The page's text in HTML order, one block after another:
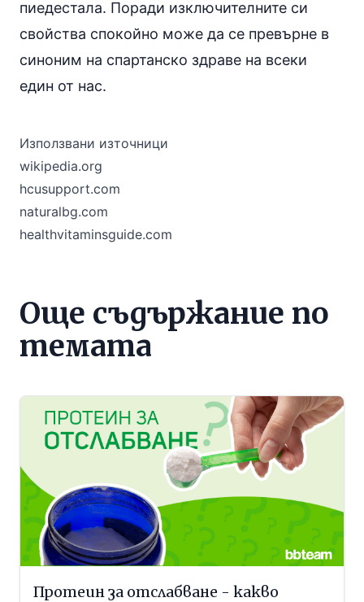
пиедестала. Поради изключителните си
свойства спокойно може да се превърне в
синоним на спартанско здраве на всеки
един от нас.
Използвани източници
wikipedia.org
hcusupport.com
naturalbg.com
healthvitaminsguide.com
Още съдържание по
темата
Протеин за отслабване - какво